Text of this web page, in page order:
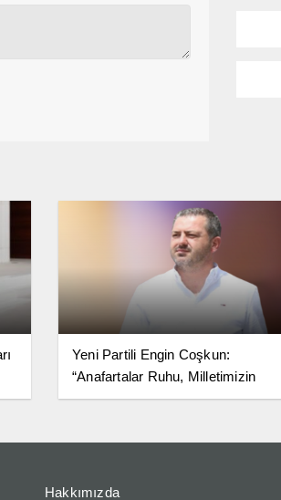
Yeni Partili Engin Coşkun:
“Anafartalar Ruhu, Milletimizin
Birlik ve Bağımsızlık Kararlılığının
Hakkımızda